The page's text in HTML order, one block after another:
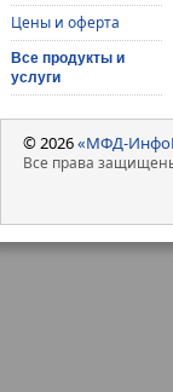
Цены и оферта
Все продукты и
услуги
© 2026«МФД-
Все права